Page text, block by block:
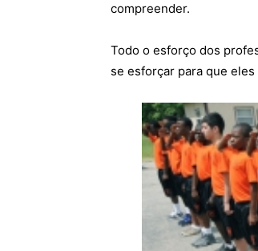
compreender.
Todo o esforço dos
se esforçar para que